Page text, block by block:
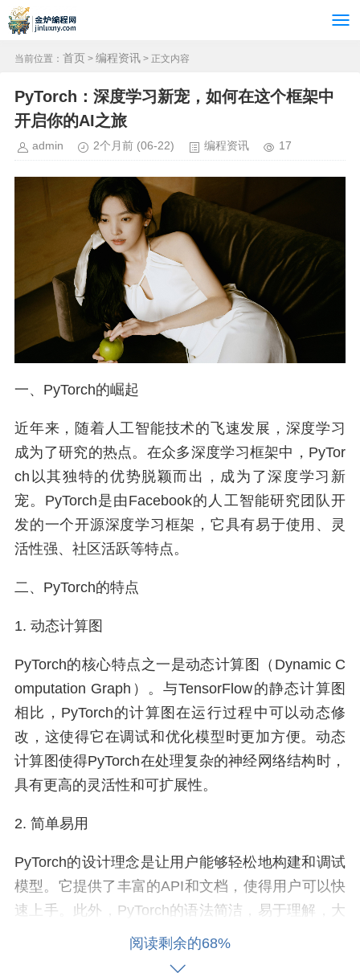
当前位置： 首页 > 编程资讯 > 正文内容
PyTorch：深度学习新宠，如何在这个框架中
开启你的AI之旅
admin 2个月前 (06-22) 编程资讯 17
一、PyTorch的崛起
近年来，随着人工智能技术的飞速发展，深度学习
成为了研究的热点。在众多深度学习框架中，PyTor
ch以其独特的优势脱颖而出，成为了深度学习新
宠。PyTorch是由Facebook的人工智能研究团队开
发的一个开源深度学习框架，它具有易于使用、灵
活性强、社区活跃等特点。
二、PyTorch的特点
1. 动态计算图
PyTorch的核心特点之一是动态计算图（Dynamic C
omputation Graph）。与TensorFlow的静态计算图
相比，PyTorch的计算图在运行过程中可以动态修
改，这使得它在调试和优化模型时更加方便。动态
计算图使得PyTorch在处理复杂的神经网络结构时，
具有更高的灵活性和可扩展性。
2. 简单易用
PyTorch的设计理念是让用户能够轻松地构建和调试
模型。它提供了丰富的API和文档，使得用户可以快
速上手。此外，PyTorch的语法简洁，易于理解，大
大降低了学习深度学习的门槛。
阅读剩余的68%